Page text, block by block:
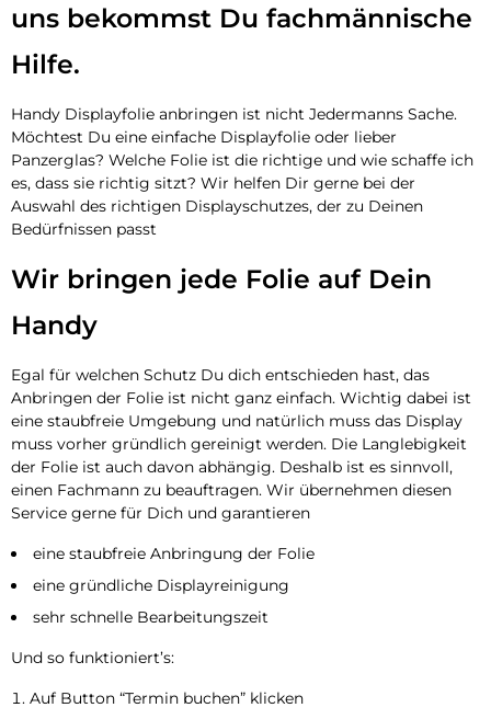
uns bekommst Du fachmännische
Hilfe.
Handy Displayfolie anbringen ist nicht Jedermanns Sache.
Möchtest Du eine einfache Displayfolie oder lieber
Panzerglas? Welche Folie ist die richtige und wie schaffe ich
es, dass sie richtig sitzt? Wir helfen Dir gerne bei der
Auswahl des richtigen Displayschutzes, der zu Deinen
Bedürfnissen passt
Wir bringen jede Folie auf Dein
Handy
Egal für welchen Schutz Du dich entschieden hast, das
Anbringen der Folie ist nicht ganz einfach. Wichtig dabei ist
eine staubfreie Umgebung und natürlich muss das Display
muss vorher gründlich gereinigt werden. Die Langlebigkeit
der Folie ist auch davon abhängig. Deshalb ist es sinnvoll,
einen Fachmann zu beauftragen. Wir übernehmen diesen
Service gerne für Dich und garantieren
eine staubfreie Anbringung der Folie
eine gründliche Displayreinigung
sehr schnelle Bearbeitungszeit
Und so funktioniert’s:
Auf Button “Termin buchen” klicken